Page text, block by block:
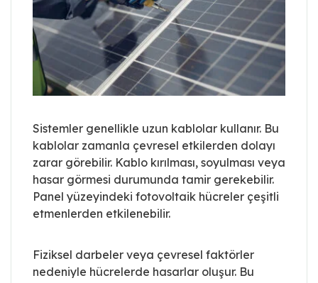
Sistemler genellikle uzun kablolar kullanır. Bu
kablolar zamanla çevresel etkilerden dolayı
zarar görebilir. Kablo kırılması, soyulması veya
hasar görmesi durumunda tamir gerekebilir.
Panel yüzeyindeki fotovoltaik hücreler çeşitli
etmenlerden etkilenebilir.
Fiziksel darbeler veya çevresel faktörler
nedeniyle hücrelerde hasarlar oluşur. Bu